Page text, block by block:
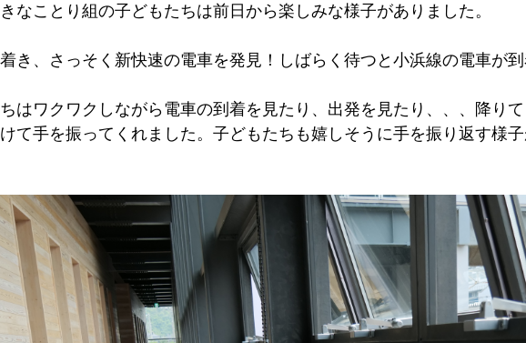
なことり組の子どもたちは前日から楽しみな様子がありました。
き、さっそく新快速の電車を発見！しばらく待つと小浜線の電車が到
はワクワクしながら電車の到着を見たり、出発を見たり、、、降り
て手を振ってくれました。子どもたちも嬉しそうに手を振り返す様